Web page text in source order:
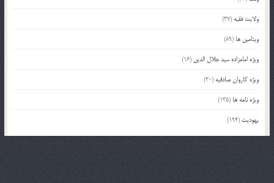
ولایت فقیه (37)
ویتامین ها (89)
ویژه امامزاده سید جلال الدین (16)
ویژه کاروان صادقیه (30)
ویژه نامه ها (135)
یهودیت (194)